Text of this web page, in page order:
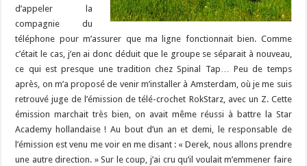
d’appeler la
compagnie du
téléphone pour m’assurer que ma ligne fonctionnait bien. Comme
c’était le cas, j’en ai donc déduit que le groupe se séparait à nouveau,
ce qui est presque une tradition chez Spinal Tap… Peu de temps
après, on m’a proposé de venir m’installer à Amsterdam, où je me suis
retrouvé juge de l’émission de télé-crochet RokStarz, avec un Z. Cette
émission marchait très bien, on avait même réussi à battre la Star
Academy hollandaise ! Au bout d’un an et demi, le responsable de
l’émission est venu me voir en me disant : « Derek, nous allons prendre
une autre direction. » Sur le coup, j’ai cru qu’il voulait m’emmener faire